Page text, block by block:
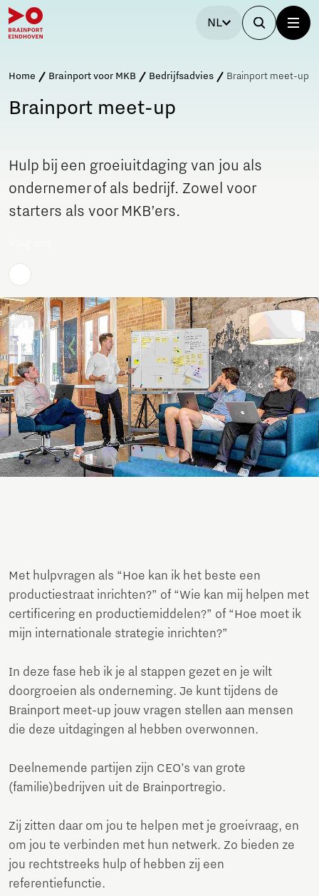
NL
Home Brainport voor MKB Bedrijfsadvies Brainport meet-up
Brainport meet-up
Hulp bij een groeiuitdaging van jou als
ondernemer of als bedrijf. Zowel voor
starters als voor MKB’ers.
Met hulpvragen als “Hoe kan ik het beste een
productiestraat inrichten?” of “Wie kan mij helpen met
certificering en productiemiddelen?” of “Hoe moet ik
mijn internationale strategie inrichten?”
In deze fase heb ik je al stappen gezet en je wilt
doorgroeien als onderneming. Je kunt tijdens de
Brainport meet-up jouw vragen stellen aan mensen
die deze uitdagingen al hebben overwonnen.
Deelnemende partijen zijn CEO’s van grote
(familie)bedrijven uit de Brainportregio.
Zij zitten daar om jou te helpen met je groeivraag, en
om jou te verbinden met hun netwerk. Zo bieden ze
jou rechtstreeks hulp of hebben zij een
referentiefunctie.